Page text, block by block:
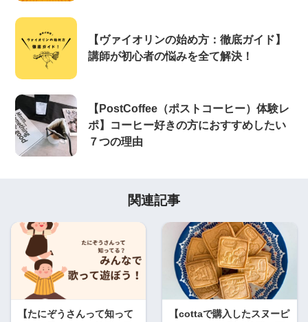
【ヴァイオリンの始め方：徹底ガイド】
講師が初心者の悩みを全て解決！
【PostCoffee（ポストコーヒー）体験レ
ポ】コーヒー好きの方におすすめしたい
７つの理由
関連記事
【たにぞうさんって知って
【cottaで購入したスヌーピ